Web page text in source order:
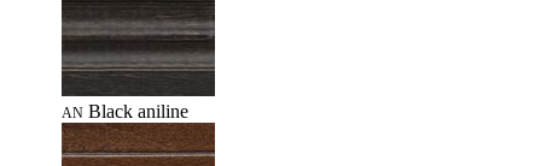
AN Black aniline